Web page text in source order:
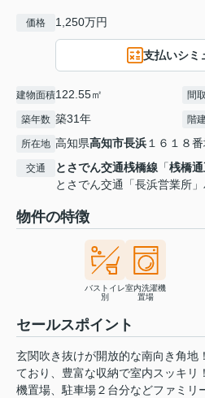
価格 1,250万円
支払いシミ
建物面積122.55㎡ 間
築年数 築31年 階
所在地 高知県高知市長浜１６１８番
交通 とさでん交通桟橋線 「桟橋通
とさでん交通「長浜営業所
物件の特徴
バストイレ
別
室内洗濯機
置場
セールスポイント
玄関吹き抜けが開放的な南向き角地
ており、豊富な収納で室内スッキリ
機置場、駐車場２台分などファミリ